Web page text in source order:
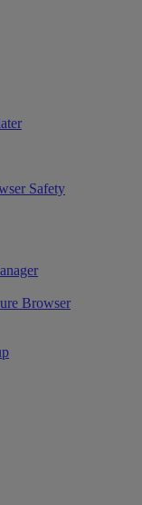
Safety
Browser